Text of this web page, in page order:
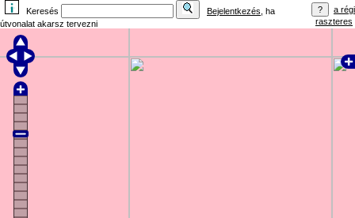
Keresés Bejelentkezés , ha
útvonalat akarsz tervezni
a régi
raszteres